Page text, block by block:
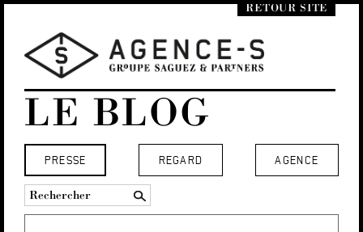
RETOUR SITE
LE BLOG
AGENCE
PRESSE REGARD